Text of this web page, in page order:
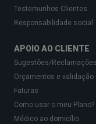
Testemunhos Clientes
Responsabilidade social
APOIO AO CLIENTE
Sugestões/Reclamações
Orçamentos e validação
Faturas
Como usar o meu Plano?
Médico ao domicílio